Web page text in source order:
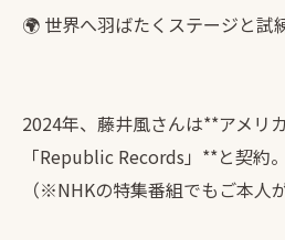
🌍 世界へ羽ばたくステージと試
2024年、藤井風さんは**アメリ
「Republic Records」**と契約。
（※NHKの特集番組でもご本人